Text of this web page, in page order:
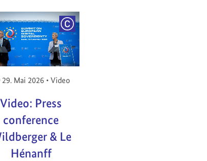
COPYRIGHT
Veröffentlicht am:
29. Mai 2026 • Video
Video: Press
conference
& Le
Hénanff